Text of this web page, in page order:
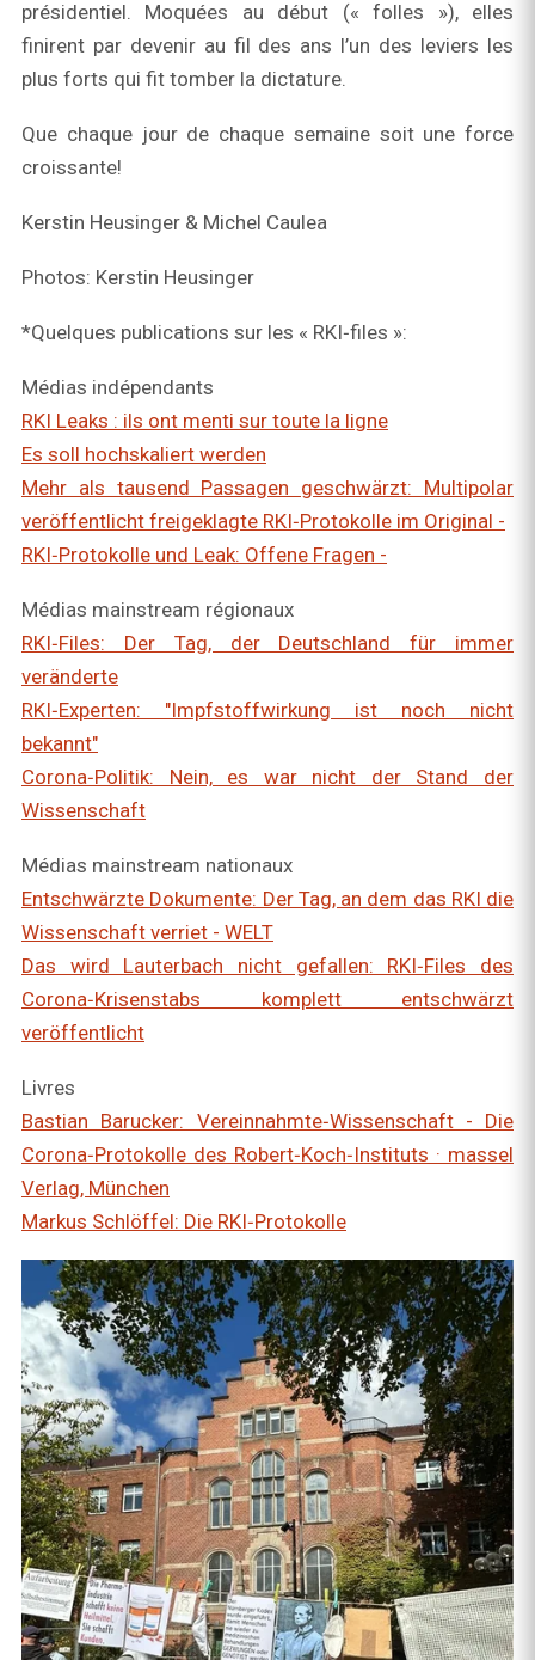
présidentiel. Moquées au début (« folles »), elles
finirent par devenir au fil des ans l’un des leviers les
plus forts qui fit tomber la dictature.
Que chaque jour de chaque semaine soit une force
croissante!
Kerstin Heusinger & Michel Caulea
Photos: Kerstin Heusinger
*Quelques publications sur les « RKI‑files »:
Médias indépendants
RKI Leaks : ils ont menti sur toute la ligne
Es soll hochskaliert werden
Mehr als tausend Passagen geschwärzt: Multipolar
veröffentlicht freigeklagte RKI‑Protokolle im Original -
RKI‑Protokolle und Leak: Offene Fragen -
Médias mainstream régionaux
RKI‑Files: Der Tag, der Deutschland für immer
veränderte
RKI‑Experten: "Impfstoffwirkung ist noch nicht
bekannt"
Corona‑Politik: Nein, es war nicht der Stand der
Wissenschaft
Médias mainstream nationaux
Entschwärzte Dokumente: Der Tag, an dem das RKI die
Wissenschaft verriet - WELT
Das wird Lauterbach nicht gefallen: RKI‑Files des
Corona‑Krisenstabs komplett entschwärzt
veröffentlicht
Livres
Bastian Barucker: Vereinnahmte‑Wissenschaft - Die
Corona‑Protokolle des Robert‑Koch‑Instituts · massel
Verlag, München
Markus Schlöffel: Die RKI‑Protokolle